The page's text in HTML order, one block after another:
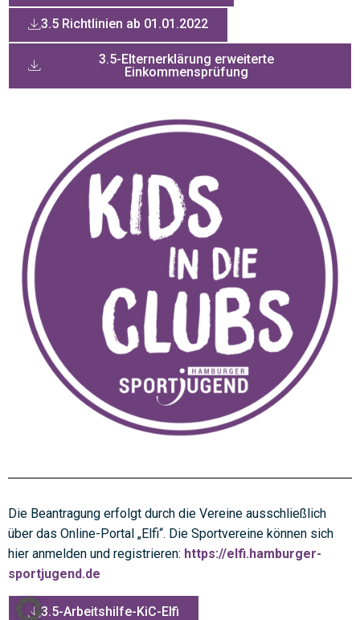
3.5 Richtlinien ab 01.01.2022
3.5-Elternerklärung erweiterte
Einkommensprüfung
Die Beantragung erfolgt durch die Vereine ausschließlich
über das Online-Portal „Elfi“. Die Sportvereine können sich
hier anmelden und registrieren: https://elfi.hamburger-
sportjugend.de
3.5-Arbeitshilfe-KiC-Elfi